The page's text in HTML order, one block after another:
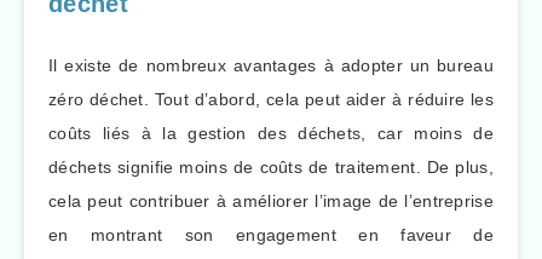
Il existe de nombreux avantages à adopter un bureau
zéro déchet. Tout d’abord, cela peut aider à réduire les
coûts liés à la gestion des déchets, car moins de
déchets signifie moins de coûts de traitement. De plus,
cela peut contribuer à améliorer l’image de l’entreprise
en montrant son engagement en faveur de